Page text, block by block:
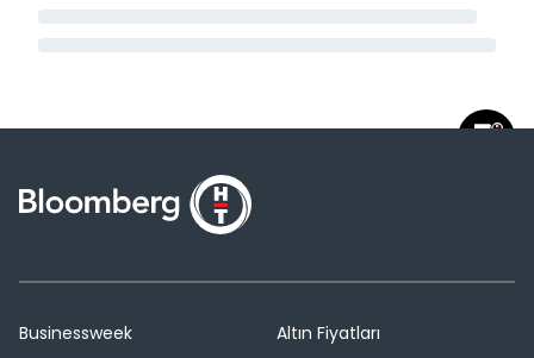
Businessweek
Altın Fiyatları